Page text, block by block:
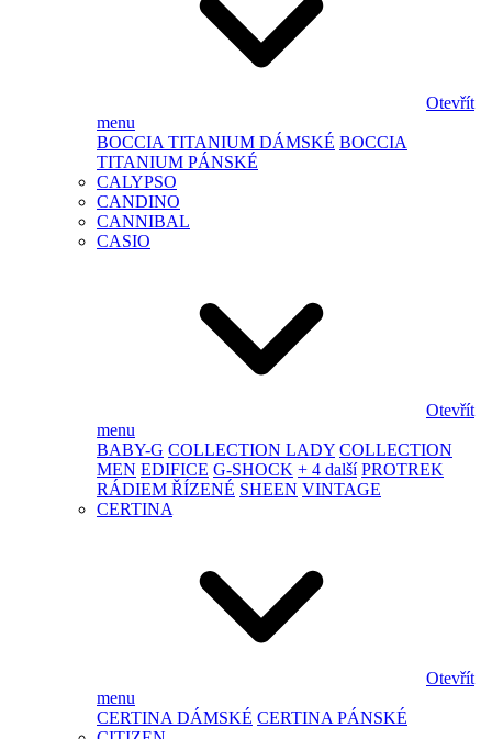
Otevřít
menu
BOCCIA TITANIUM DÁMSKÉ BOCCIA
TITANIUM PÁNSKÉ
CALYPSO
CANDINO
CANNIBAL
CASIO
Otevřít
menu
BABY-G COLLECTION LADY COLLECTION
MEN EDIFICE G-SHOCK + 4 další PROTREK
RÁDIEM ŘÍZENÉ SHEEN VINTAGE
CERTINA
Otevřít
menu
CERTINA DÁMSKÉ CERTINA PÁNSKÉ